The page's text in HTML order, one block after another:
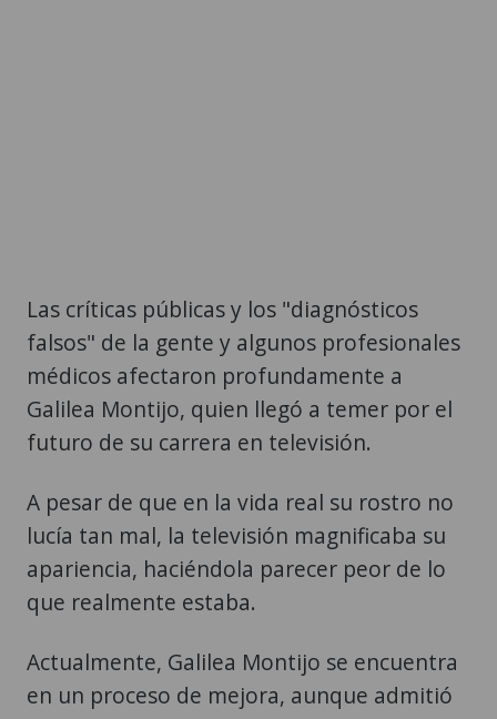
Las críticas públicas y los "diagnósticos
falsos" de la gente y algunos profesionales
médicos afectaron profundamente a
Galilea Montijo, quien llegó a temer por el
futuro de su carrera en televisión.
A pesar de que en la vida real su rostro no
lucía tan mal, la televisión magnificaba su
apariencia, haciéndola parecer peor de lo
que realmente estaba.
Actualmente, Galilea Montijo se encuentra
en un proceso de mejora, aunque admitió